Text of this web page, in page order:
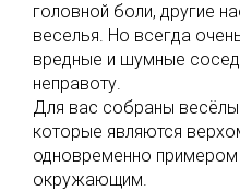
головной боли, другие
веселья. Но всегда
вредные и шумные
неправоту.
Для вас собраны
которые являются
одновременно
окружающим.